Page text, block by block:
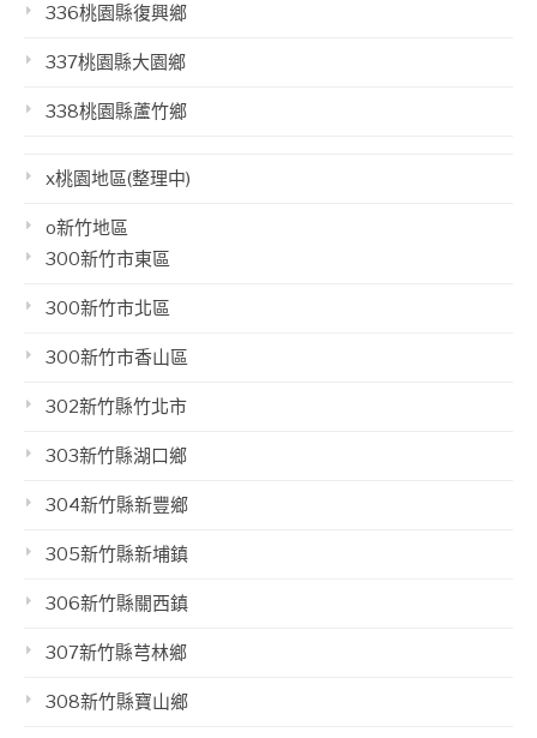
336桃園縣復興鄉
337桃園縣大園鄉
338桃園縣蘆竹鄉
x桃園地區(整理中)
o新竹地區
300新竹市東區
300新竹市北區
300新竹市香山區
302新竹縣竹北市
303新竹縣湖口鄉
304新竹縣新豐鄉
305新竹縣新埔鎮
306新竹縣關西鎮
307新竹縣芎林鄉
308新竹縣寶山鄉